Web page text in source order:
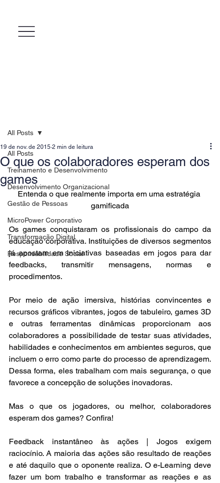
All Posts
Treinamento e Desenvolvimento
Desenvolvimento Organizacional
Gestão de Pessoas
MicroPower Corporativo
Transformação Digital
Responsabilidade Social
All Posts
O que os colaboradores esperam dos
games
19 de nov. de 2015 2 min de leitura
Entenda o que realmente importa em uma estratégia
gamificada
Os games conquistaram os profissionais do campo da
educação corporativa. Instituições de diversos segmentos
já apostam em iniciativas baseadas em jogos para dar
feedbacks, transmitir mensagens, normas e
procedimentos.
Por meio de ação imersiva, histórias convincentes e
recursos gráficos vibrantes, jogos de tabuleiro, games 3D
e outras ferramentas dinâmicas proporcionam aos
colaboradores a possibilidade de testar suas atividades,
habilidades e conhecimentos em ambientes seguros, que
incluem o erro como parte do processo de aprendizagem.
Dessa forma, eles trabalham com mais segurança, o que
favorece a concepção de soluções inovadoras.
Mas o que os jogadores, ou melhor, colaboradores
esperam dos games? Confira!
Feedback instantâneo às ações | Jogos exigem
raciocínio. A maioria das ações são resultado de reações
e até daquilo que o oponente realiza. O e-Learning deve
fazer um bom trabalho e transformar as reações e as